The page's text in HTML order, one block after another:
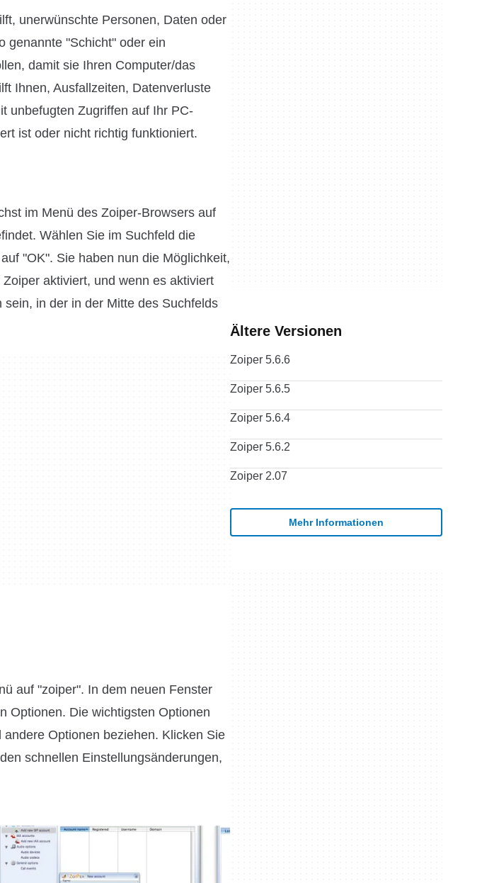
unerwünschte Personen, Daten oder
genannte "Schicht" oder ein
damit sie Ihren Computer/das
Ihnen, Ausfallzeiten, Datenverluste
unbefugten Zugriffen auf Ihr PC-
ist oder nicht richtig funktioniert.
im Menü des Zoiper-Browsers auf
Wählen Sie im Suchfeld die
"OK". Sie haben nun die Möglichkeit,
aktiviert, und wenn es aktiviert
in der in der Mitte des Suchfelds
auf "zoiper". In dem neuen Fenster
Optionen. Die wichtigsten Optionen
Optionen beziehen. Klicken Sie
schnellen Einstellungsänderungen,
Ältere Versionen
Zoiper 5.6.6
Zoiper 5.6.5
Zoiper 5.6.4
Zoiper 5.6.2
Zoiper 2.07
Mehr Informationen